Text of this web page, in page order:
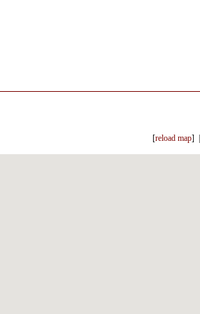
[reload map] |